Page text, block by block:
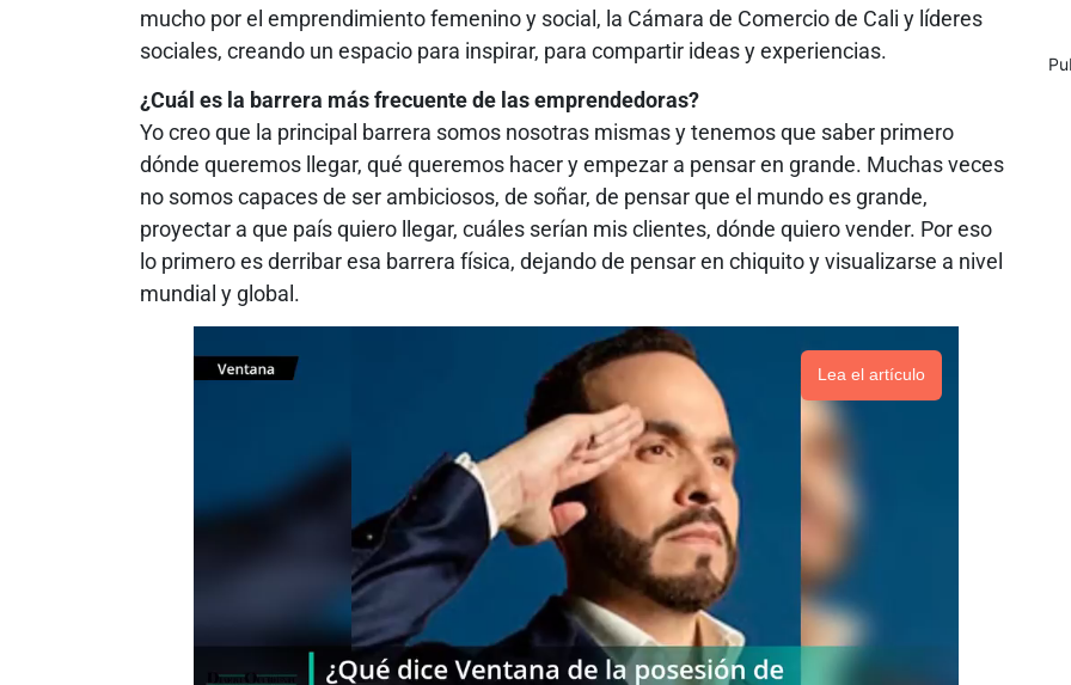
mucho por el emprendimiento femenino y social, la Cámara de Comercio de Cali y líderes
sociales, creando un espacio para inspirar, para compartir ideas y experiencias.
¿Cuál es la barrera más frecuente de las emprendedoras?
Yo creo que la principal barrera somos nosotras mismas y tenemos que saber primero
dónde queremos llegar, qué queremos hacer y empezar a pensar en grande. Muchas veces
no somos capaces de ser ambiciosos, de soñar, de pensar que el mundo es grande,
proyectar a que país quiero llegar, cuáles serían mis clientes, dónde quiero vender. Por eso
lo primero es derribar esa barrera física, dejando de pensar en chiquito y visualizarse a nivel
mundial y global.
Lea el artículo